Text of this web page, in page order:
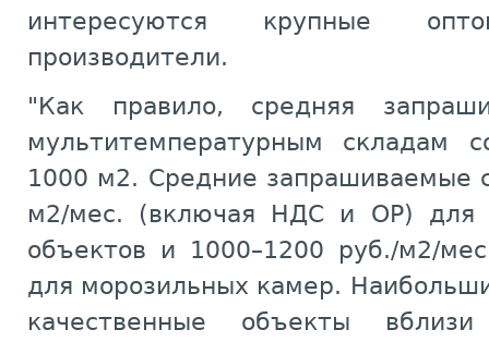
интересуются крупные
производители.
"Как правило, средняя
мультитемпературным складам
1000 м2. Средние запрашиваемые
м2/мес. (включая НДС и ОР) для
объектов и 1000–1200 руб./м2/
для морозильных камер.
качественные объекты